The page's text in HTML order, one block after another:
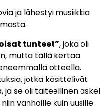
ja lähestyi musiikkia
tunteet”, joka oli
mutta tällä kertaa
otteella.
jotka käsittelivät
ja se oli taiteellinen askel
vanhoille kuin uusille